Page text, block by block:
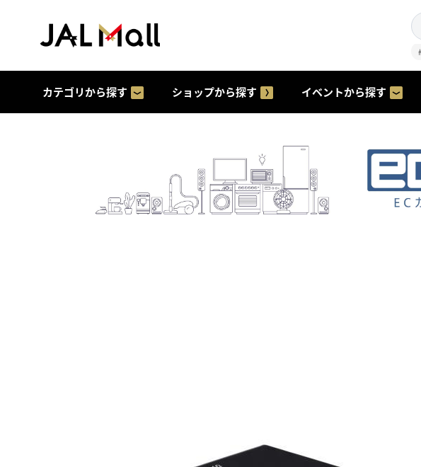
カテゴリから探す ショップから探す イベントから探す